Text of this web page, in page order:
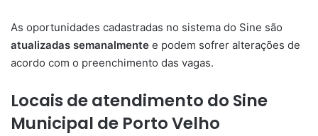
As oportunidades cadastradas no sistema do Sine são
atualizadas semanalmente e podem sofrer alterações de
acordo com o preenchimento das vagas.
Locais de atendimento do Sine
Municipal de Porto Velho